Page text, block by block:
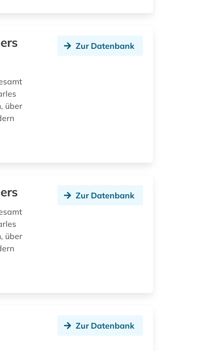
über
Zur Datenbank
über
Zur Datenbank
Zur Datenbank